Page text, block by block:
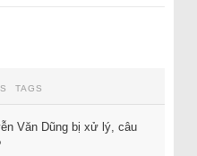
TAGS
Văn Dũng bị xử lý, câu